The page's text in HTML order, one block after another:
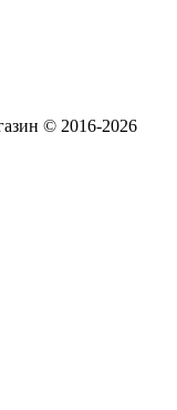
© 2016-2026